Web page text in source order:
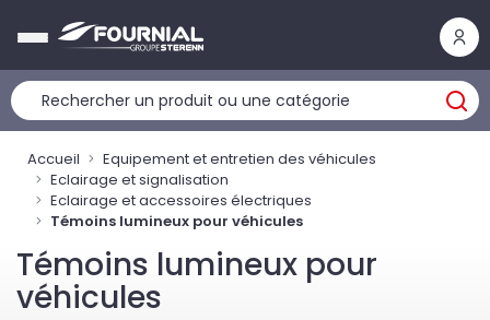
Accueil
Equipement et entretien des véhicules
Eclairage et signalisation
Eclairage et accessoires électriques
Témoins lumineux pour véhicules
Témoins lumineux pour
véhicules